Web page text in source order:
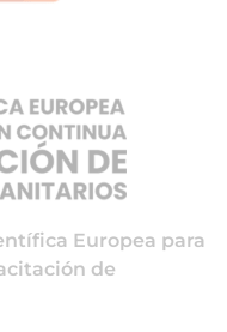
Europea para
de